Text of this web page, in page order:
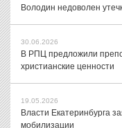
Володин недоволен
30.06.2026
В РПЦ предложили
христианские ценности
19.05.2026
Власти Екатеринбурга
мобилизации